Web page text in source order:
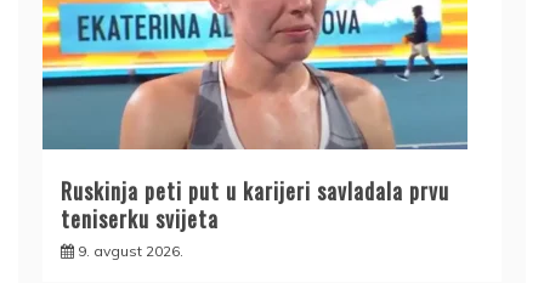
Ruskinja peti put u karijeri savladala prvu
teniserku svijeta
9. avgust 2026.